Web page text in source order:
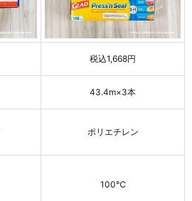
税込1,668円
43.4m×3本
ポリエチレン
100℃